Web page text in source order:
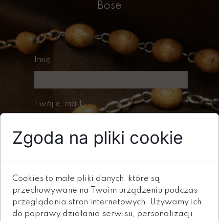
Imię
Twój e-mail:
Twoja intencja modlitwy:
Bose
Zgoda na pliki cookie
Cookies to małe pliki danych, które są
przechowywane na Twoim urządzeniu podczas
przeglądania stron internetowych. Używamy ich
do poprawy działania serwisu, personalizacji